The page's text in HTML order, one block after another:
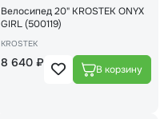
Велосипед 20" KROSTEK ONYX
GIRL (500119)
KROSTEK
8 640 ₽